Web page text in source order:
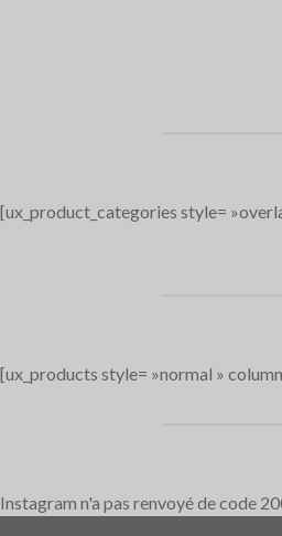
[ux_product_categories style=
[ux_products style= »normal »
Instagram n'a pas renvoyé de code